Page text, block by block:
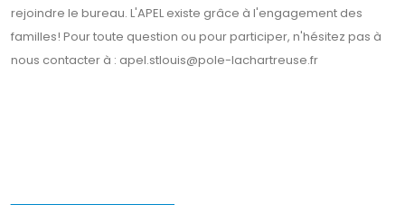
rejoindre le bureau. L'APEL existe grâce à l'engagement des
familles! Pour toute question ou pour participer, n'hésitez pas à
nous contacter à : apel.stlouis@pole-lachartreuse.fr